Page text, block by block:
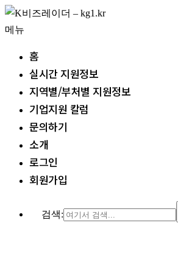
내
용
메뉴
홈
실시간 지원정보
지역별/부처별 지원정보
기업지원 칼럼
문의하기
소개
로그인
회원가입
검색: